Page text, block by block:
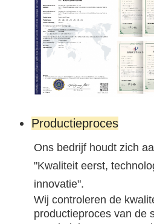
Productieproces
Ons bedrijf houdt zich
"Kwaliteit eerst,
innovatie".
Wij controleren de
productieproces van de